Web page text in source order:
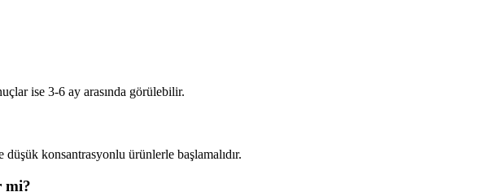
ise 3-6 ay arasında görülebilir.
düşük konsantrasyonlu ürünlerle başlamalıdır.
mi?